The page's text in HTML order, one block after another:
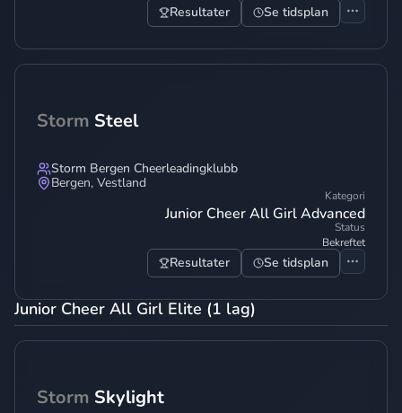
Resultater Se tidsplan
Storm Steel
Storm Bergen Cheerleadingklubb
Bergen, Vestland
Kategori
Junior Cheer All Girl Advanced
Status
Bekreftet
Resultater Se tidsplan
Junior Cheer All Girl Elite (1 lag)
Storm Skylight